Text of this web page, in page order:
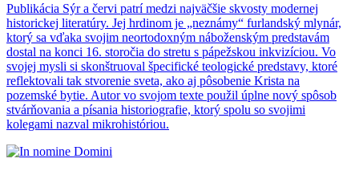
Publikácia Sýr a červi patrí medzi najväčšie skvosty modernej
historickej literatúry. Jej hrdinom je „neznámy“ furlandský mlynár,
ktorý sa vďaka svojim neortodoxným náboženským predstavám
dostal na konci 16. storočia do stretu s pápežskou inkvizíciou. Vo
svojej mysli si skonštruoval špecifické teologické predstavy, ktoré
reflektovali tak stvorenie sveta, ako aj pôsobenie Krista na
pozemské bytie. Autor vo svojom texte použil úplne nový spôsob
stvárňovania a písania historiografie, ktorý spolu so svojimi
kolegami nazval mikrohistóriou.